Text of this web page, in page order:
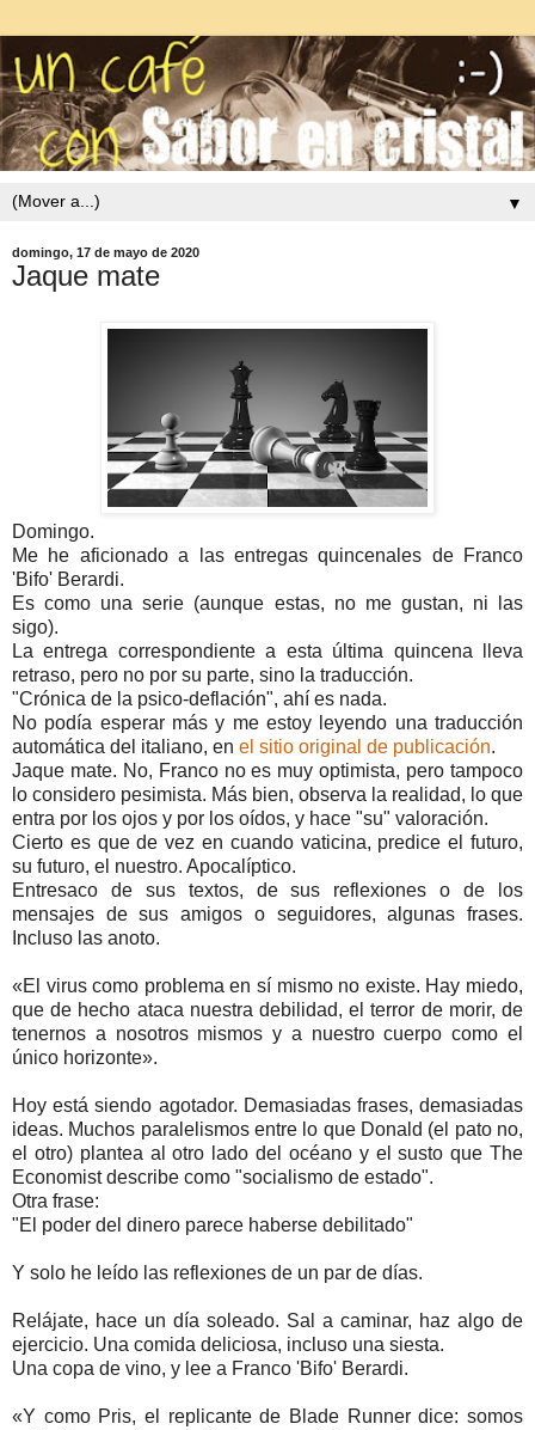
▼
domingo, 17 de mayo de 2020
Jaque mate
Domingo.
Me he aficionado a las entregas quincenales de Franco
'Bifo' Berardi.
Es como una serie (aunque estas, no me gustan, ni las
sigo).
La entrega correspondiente a esta última quincena lleva
retraso, pero no por su parte, sino la traducción.
"Crónica de la psico-deflación", ahí es nada.
No podía esperar más y me estoy leyendo una traducción
automática del italiano, en el sitio original de publicación.
Jaque mate. No, Franco no es muy optimista, pero tampoco
lo considero pesimista. Más bien, observa la realidad, lo que
entra por los ojos y por los oídos, y hace "su" valoración.
Cierto es que de vez en cuando vaticina, predice el futuro,
su futuro, el nuestro. Apocalíptico.
Entresaco de sus textos, de sus reflexiones o de los
mensajes de sus amigos o seguidores, algunas frases.
Incluso las anoto.
«El virus como problema en sí mismo no existe. Hay miedo,
que de hecho ataca nuestra debilidad, el terror de morir, de
tenernos a nosotros mismos y a nuestro cuerpo como el
único horizonte».
Hoy está siendo agotador. Demasiadas frases, demasiadas
ideas. Muchos paralelismos entre lo que Donald (el pato no,
el otro) plantea al otro lado del océano y el susto que The
Economist describe como "socialismo de estado".
Otra frase:
"El poder del dinero parece haberse debilitado"
Y solo he leído las reflexiones de un par de días.
Relájate, hace un día soleado. Sal a caminar, haz algo de
ejercicio. Una comida deliciosa, incluso una siesta.
Una copa de vino, y lee a Franco 'Bifo' Berardi.
«Y como Pris, el replicante de Blade Runner dice: somos